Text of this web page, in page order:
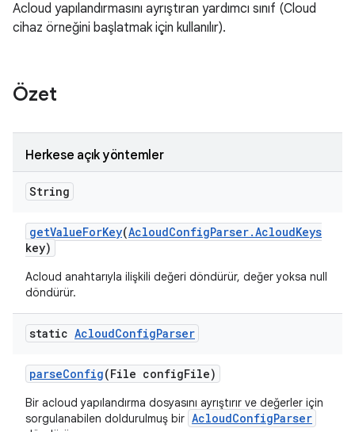
Acloud yapılandırmasını ayrıştıran yardımcı sınıf (Cloud
cihaz örneğini başlatmak için kullanılır).
Özet
Herkese açık yöntemler
String
getValueForKey(AcloudConfigParser.AcloudKeys
key)
Acloud anahtarıyla ilişkili değeri döndürür, değer yoksa null
döndürür.
static AcloudConfigParser
parseConfig(File configFile)
Bir acloud yapılandırma dosyasını ayrıştırır ve değerler için
sorgulanabilen doldurulmuş bir AcloudConfigParser